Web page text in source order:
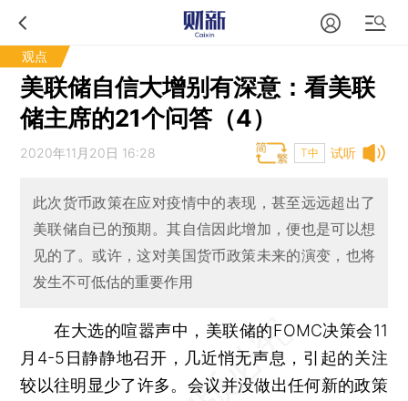
观点
美联储自信大增别有深意：看美联
储主席的21个问答（4）
试听
2020年11月20日 16:28 T中
此次货币政策在应对疫情中的表现，甚至远远超出了
美联储自已的预期。其自信因此增加，便也是可以想
见的了。或许，这对美国货币政策未来的演变，也将
发生不可低估的重要作用
在大选的喧嚣声中，美联储的FOMC决策会11
月4-5日静静地召开，几近悄无声息，引起的关注
较以往明显少了许多。会议并没做出任何新的政策